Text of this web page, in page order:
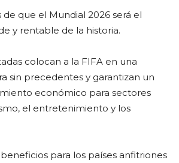
de que el Mundial 2026 será el
y rentable de la historia.
colocan a la FIFA en una
sin precedentes y garantizan un
económico para sectores
el entretenimiento y los
para los países anfitriones